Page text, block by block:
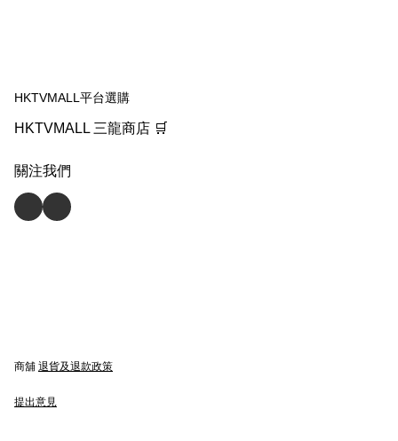
HKTVMALL平台選購
HKTVMALL 三龍商店 🛒
關注我們
商舖 退貨及退款政策
提出意見